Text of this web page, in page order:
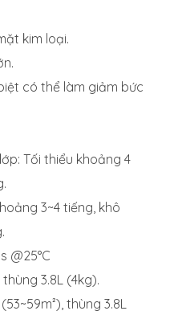
kim loại.
có thể làm giảm bức
Tối thiểu khoảng 4
3~4 tiếng, khô
@25°C
3.8L (4kg).
thùng 3.8L